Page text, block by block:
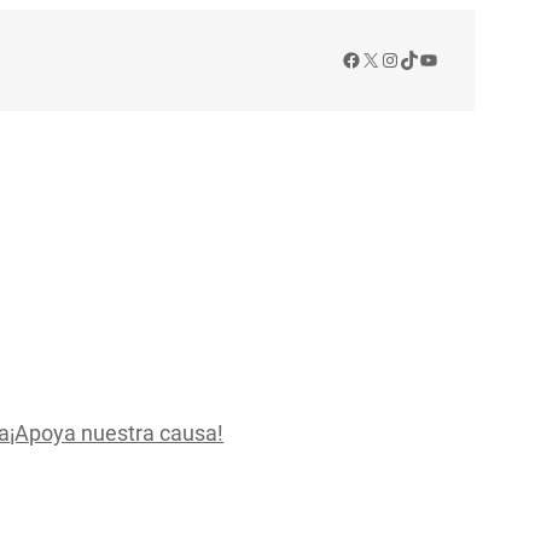
Facebook
X Instagram
TikTok
YouTube
¡Apoya nuestra causa!